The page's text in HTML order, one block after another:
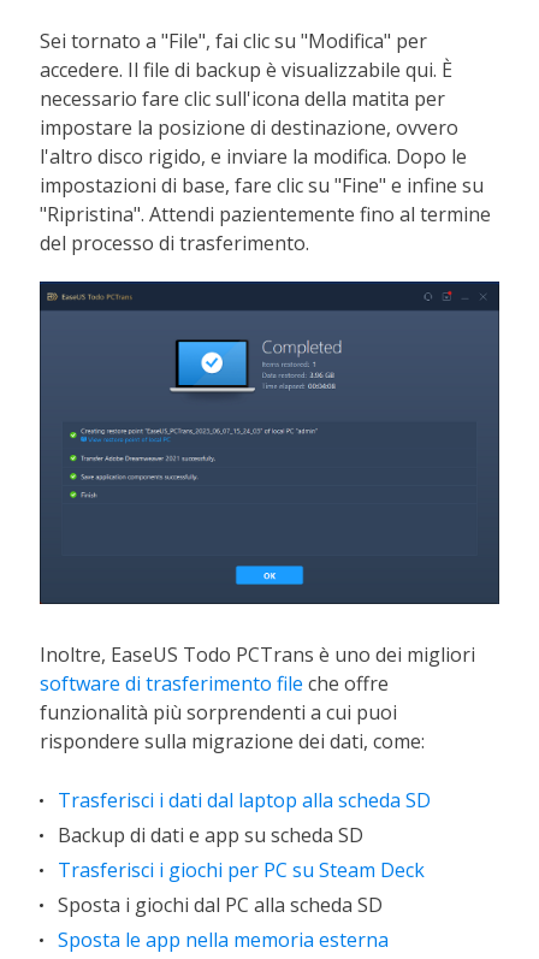
Sei tornato a "File", fai clic su "Modifica" per
accedere. Il file di backup è visualizzabile qui. È
necessario fare clic sull'icona della matita per
impostare la posizione di destinazione, ovvero
l'altro disco rigido, e inviare la modifica. Dopo le
impostazioni di base, fare clic su "Fine" e infine su
"Ripristina". Attendi pazientemente fino al termine
del processo di trasferimento.
Inoltre, EaseUS Todo PCTrans è uno dei migliori
software di trasferimento file che offre
funzionalità più sorprendenti a cui puoi
rispondere sulla migrazione dei dati, come:
Trasferisci i dati dal laptop alla scheda SD
Backup di dati e app su scheda SD
Trasferisci i giochi per PC su Steam Deck
Sposta i giochi dal PC alla scheda SD
Sposta le app nella memoria esterna